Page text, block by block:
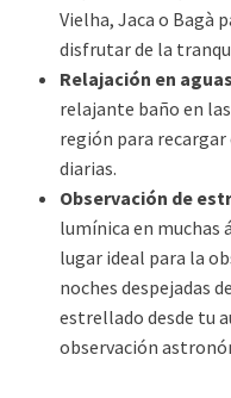
Vielha, Jaca o Bagà
disfrutar de la
Relajación en
relajante baño en
región para recargar
diarias.
Observación de
lumínica en muchas
lugar ideal para la
noches despejadas
estrellado desde tu
observación